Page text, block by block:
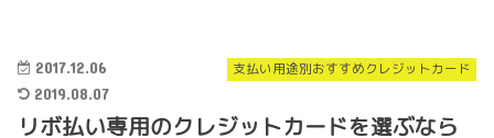
支払い用途別おすすめクレジットカード
2017.12.06
2019.08.07
リボ払い専用のクレジットカードを選ぶなら